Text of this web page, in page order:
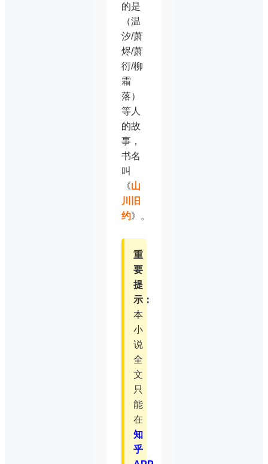
的是
（温
汐/萧
烬/萧
衍/柳
霜
落）
等人
的故
事，
书名
叫
《山
川旧
约》。
重
要
提
示：
本
小
说
全
文
只
能
在
知
乎